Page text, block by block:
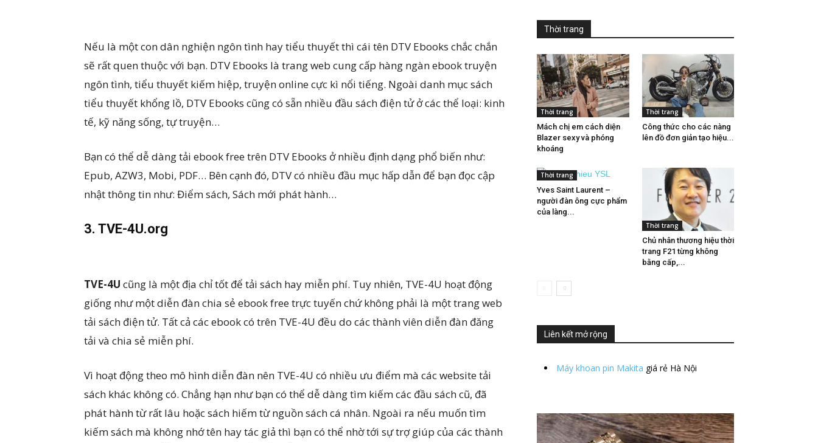
Nếu là một con dân nghiện ngôn tình hay tiểu thuyết thì cái tên DTV Ebooks chắc chắn
sẽ rất quen thuộc với bạn. DTV Ebooks là trang web cung cấp hàng ngàn ebook truyện
ngôn tình, tiểu thuyết kiếm hiệp, truyện online cực kì nổi tiếng. Ngoài danh mục sách
tiểu thuyết khổng lồ, DTV Ebooks cũng có sẵn nhiều đầu sách điện tử ở các thể loại: kinh
tế, kỹ năng sống, tự truyện…
Bạn có thể dễ dàng tải ebook free trên DTV Ebooks ở nhiều định dạng phổ biến như:
Epub, AZW3, Mobi, PDF… Bên cạnh đó, DTV có nhiều đầu mục hấp dẫn để bạn đọc cập
nhật thông tin như: Điểm sách, Sách mới phát hành…
3. TVE-4U.org
TVE-4U cũng là một địa chỉ tốt để tải sách hay miễn phí. Tuy nhiên, TVE-4U hoạt động
giống như một diễn đàn chia sẻ ebook free trực tuyến chứ không phải là một trang web
tải sách điện tử. Tất cả các ebook có trên TVE-4U đều do các thành viên diễn đàn đăng
tải và chia sẻ miễn phí.
Vì hoạt động theo mô hình diễn đàn nên TVE-4U có nhiều ưu điểm mà các website tải
sách khác không có. Chẳng hạn như bạn có thể dễ dàng tìm kiếm các đầu sách cũ, đã
phát hành từ rất lâu hoặc sách hiếm từ nguồn sách cá nhân. Ngoài ra nếu muốn tìm
kiếm sách mà không nhớ tên hay tác giả thì bạn có thể nhờ tới sự trợ giúp của các thành
Thời trang
Thời trang
Mách chị em cách diện
Blazer sexy và phóng
khoáng
Thời trang
Công thức cho các nàng
lên đồ đơn giản tạo hiệu...
Thời trang
Yves Saint Laurent –
người đàn ông cực phẩm
của làng...
Thời trang
Chủ nhân thương hiệu thời
trang F21 từng không
bằng cấp,...
Liên kết mở rộng
Máy khoan pin Makita giá rẻ Hà Nội